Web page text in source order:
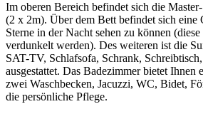
Im oberen Bereich befindet sich die
(2 x 2m). Über dem Bett befindet sich eine
Sterne in der Nacht sehen zu können
verdunkelt werden). Des weiteren ist die
SAT-TV, Schlafsofa, Schrank,
ausgestattet. Das Badezimmer bietet Ihnen
zwei Waschbecken, Jacuzzi, WC, Bidet,
die persönliche Pflege.